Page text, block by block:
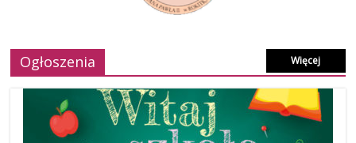
Ogłoszenia Więcej